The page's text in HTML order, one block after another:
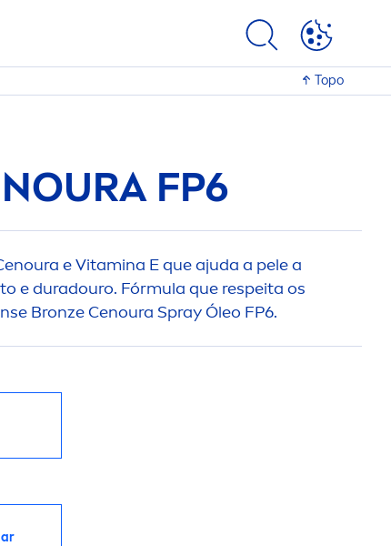
Topo
FP6
eVitamina E que ajuda a pele a
e duradouro. Fórmula que respeita os
Bronze Cenoura Spray Óleo FP6.